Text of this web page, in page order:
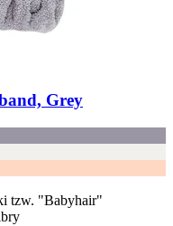
Grey
tzw. "Babyhair"